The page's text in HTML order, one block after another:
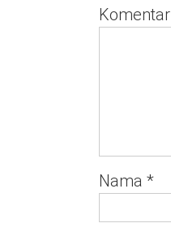
Komentar
Nama *